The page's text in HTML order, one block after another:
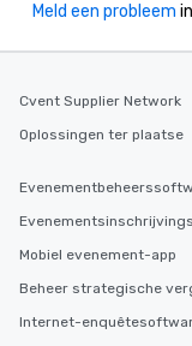
Meld een probleem
Cvent Supplier Network
Oplossingen ter plaatse
Mobiel evenement-app
Beheer strategische
Internet-